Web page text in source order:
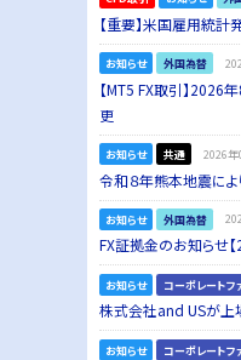
【重要】米国雇用統
お知らせ 外国為替
【MT5 FX取引】2026
更
お知らせ 共通 2026年
令和８年熊本地震に
お知らせ 外国為替
FX証拠金のお知らせ
お知らせ コーポレートフ
株式会社and USが上
お知らせ コーポレートフ